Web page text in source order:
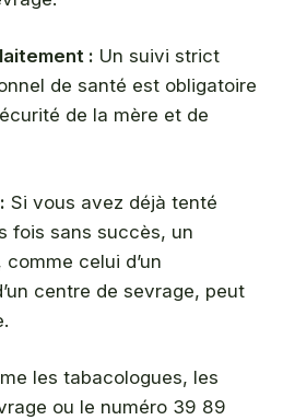
: Un suivi strict
de santé est obligatoire
de la mère et de
Si vous avez déjà tenté
fois sans succès, un
celui d’un
centre de sevrage, peut
les tabacologues, les
ou le numéro 39 89